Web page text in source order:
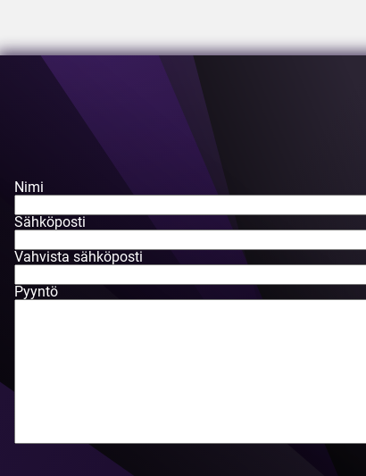
Nimi
Sähköposti
Vahvista sähköposti
Pyyntö